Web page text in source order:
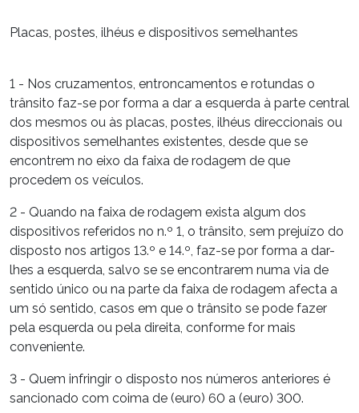
Placas, postes, ilhéus e dispositivos semelhantes
1 - Nos cruzamentos, entroncamentos e rotundas o
trânsito faz-se por forma a dar a esquerda à parte central
dos mesmos ou às placas, postes, ilhéus direccionais ou
dispositivos semelhantes existentes, desde que se
encontrem no eixo da faixa de rodagem de que
procedem os veículos.
2 - Quando na faixa de rodagem exista algum dos
dispositivos referidos no n.º 1, o trânsito, sem prejuízo do
disposto nos artigos 13.º e 14.º, faz-se por forma a dar-
lhes a esquerda, salvo se se encontrarem numa via de
sentido único ou na parte da faixa de rodagem afecta a
um só sentido, casos em que o trânsito se pode fazer
pela esquerda ou pela direita, conforme for mais
conveniente.
3 - Quem infringir o disposto nos números anteriores é
sancionado com coima de (euro) 60 a (euro) 300.